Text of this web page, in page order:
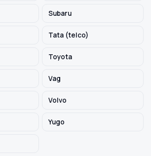
Subaru
Tata (telco)
Toyota
Vag
Volvo
Yugo